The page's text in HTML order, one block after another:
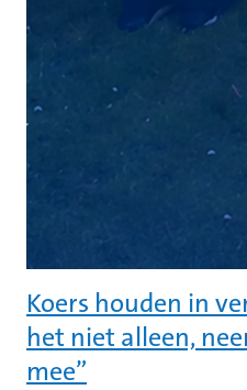
Koers houden in
het niet alleen,
mee”